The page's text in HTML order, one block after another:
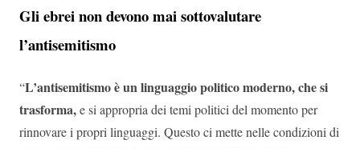
Gli ebrei non devono mai sottovalutare
l’antisemitismo
“L’antisemitismo è un linguaggio politico moderno, che si
trasforma,e si appropria dei temi politici del momento per
rinnovare i propri linguaggi. Questo ci mette nelle condizioni di